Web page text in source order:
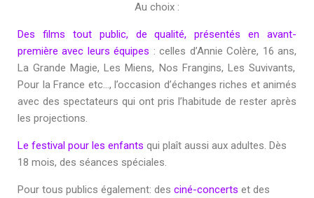
Au choix :
Des films tout public, de qualité, présentés en avant-
première avec leurs équipes : celles d’Annie Colère, 16 ans,
La Grande Magie, Les Miens, Nos Frangins, Les Suvivants,
Pour la France etc…, l’occasion d’échanges riches et animés
avec des spectateurs qui ont pris l’habitude de rester après
les projections.
Le festival pour les enfants qui plaît aussi aux adultes. Dès
18 mois, des séances spéciales.
Pour tous publics également: des ciné-concerts et des